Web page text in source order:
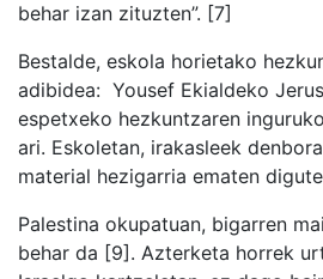
behar izan zituzten”. [7]
Bestalde, eskola horietako
adibidea: Yousef Ekialdeko
espetxeko hezkuntzaren
ari. Eskoletan, irakasleek
material hezigarria ematen
Palestina okupatuan, bigarren
behar da [9]. Azterketa horrek